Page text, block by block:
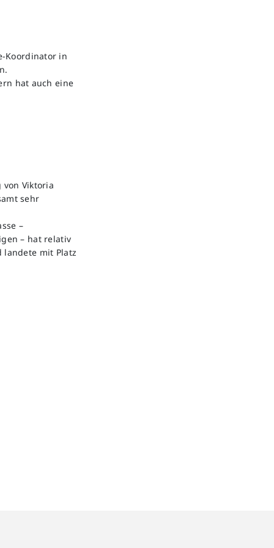
Koordinator in
hat auch eine
von Viktoria
sehr
–
– hat relativ
mit Platz